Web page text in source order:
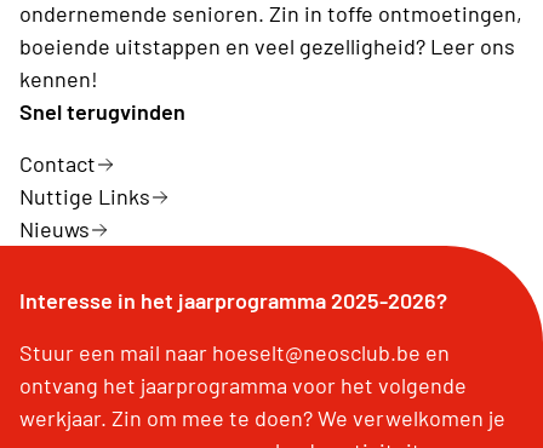
ondernemende senioren. Zin in toffe ontmoetingen,
boeiende uitstappen en veel gezelligheid? Leer ons
kennen!
Snel terugvinden
Contact
Nuttige Links
Nieuws
Interesse in het jaarprogramma 2025-2026?
Stuur een mail naar hoeselt@neosclub.be en
ontvang het jaarprogramma voor het volgende
werkjaar. Zin om mee te doen? We verwelkomen je